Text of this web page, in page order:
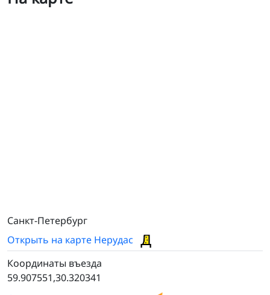
Санкт-Петербург
Открыть на карте Нерудас
Координаты въезда
59.907551,30.320341